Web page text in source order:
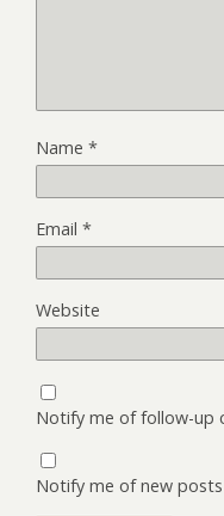
Name *
Email *
Website
Notify me of follow-up
Notify me of new posts